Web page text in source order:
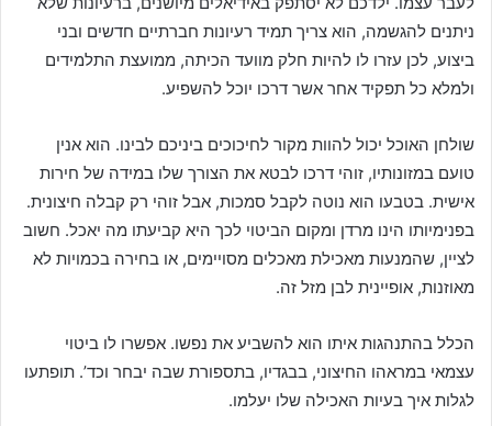
ניתנים להגשמה, הוא צריך תמיד רעיונות חברתיים חדשים ובני
ביצוע, לכן עזרו לו להיות חלק מוועד הכיתה, ממועצת התלמידים
ולמלא כל תפקיד אחר אשר דרכו יוכל להשפיע.
שולחן האוכל יכול להוות מקור לחיכוכים ביניכם לבינו. הוא אנין
טועם במזונותיו, זוהי דרכו לבטא את הצורך שלו במידה של חירות
אישית. בטבעו הוא נוטה לקבל סמכות, אבל זוהי רק קבלה חיצונית.
בפנימיותו הינו מרדן ומקום הביטוי לכך היא קביעתו מה יאכל. חשוב
לציין, שהמנעות מאכילת מאכלים מסויימים, או בחירה בכמויות לא
מאוזנות, אופיינית לבן מזל זה.
הכלל בהתנהגות איתו הוא להשביע את נפשו. אפשרו לו ביטוי
עצמאי במראהו החיצוני, בבגדיו, בתספורת שבה יבחר וכד’. תופתעו
לגלות איך בעיות האכילה שלו יעלמו.